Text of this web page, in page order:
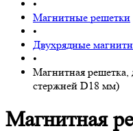
•
Магнитные решетки
•
Двухрядные
•
Магнитная решетка,
стержней D18 мм)
Магнитная